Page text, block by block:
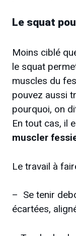
Le squat
Moins ciblé
le squat
muscles du
pouvez aussi
pourquoi, on
En tout cas, il
muscler
Le travail à
– Se tenir
écartées,